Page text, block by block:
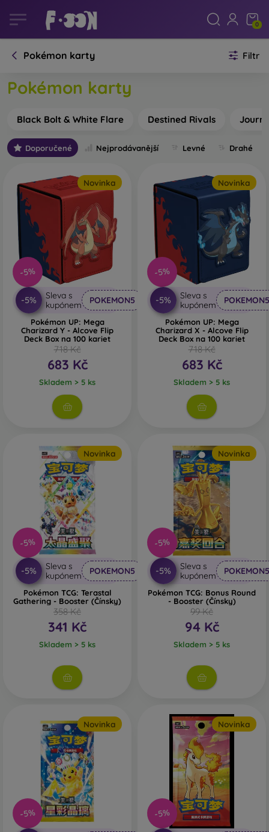
0
Pokémon karty Filtr
Pokémon karty
Black Bolt & White Flare Destined Rivals
Doporučené Nejprodávanější Levné Drahé
-5%
Novinka
-5%
Sleva s
kupónem
POKEMON5
Pokémon UP: Mega
Charizard Y - Alcove Flip
Deck Box na 100 kariet
718 Kč
683 Kč
Skladem > 5 ks
-5%
Novinka
-5%
Sleva s
kupónem
POKEMON5
Pokémon UP: Mega
Charizard X - Alcove Flip
Deck Box na 100 kariet
718 Kč
683 Kč
Skladem > 5 ks
-5%
Novinka
-5%
Sleva s
kupónem
POKEMON5
Pokémon TCG: Terastal
Gathering - Booster (Čínsky)
358 Kč
341 Kč
Skladem > 5 ks
-5%
Novinka
-5%
Sleva s
kupónem
POKEMON5
Pokémon TCG: Bonus Round
- Booster (Čínsky)
99 Kč
94 Kč
Skladem > 5 ks
-5%
Novinka
-5%
Novinka